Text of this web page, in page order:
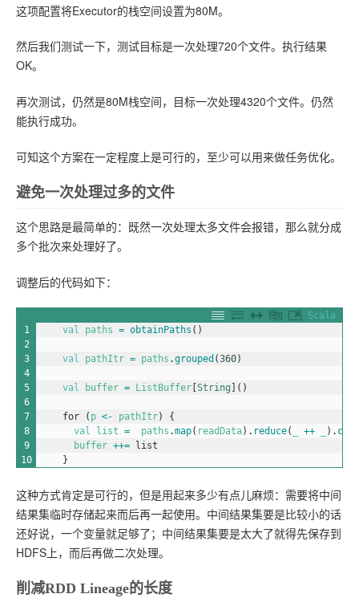
这项配置将Executor的栈空间设置为80M。
然后我们测试一下，测试目标是一次处理720个文件。执行结果
OK。
再次测试，仍然是80M栈空间，目标一次处理4320个文件。仍然
能执行成功。
可知这个方案在一定程度上是可行的，至少可以用来做任务优化。
避免一次处理过多的文件
这个思路是最简单的：既然一次处理太多文件会报错，那么就分成
多个批次来处理好了。
调整后的代码如下：
Scala
1
2
3
4
5
6
7
8
9
10
val paths = obtainPaths ( )
val pathItr = paths .grouped (360)
val buffer = ListBuffer String ( )
for ( p <- pathItr)
{
val
list = paths .map( readData) . reduce( ++ ) .
buffer ++=
list
}
这种方式肯定是可行的，但是用起来多少有点儿麻烦：需要将中间
结果集临时存储起来而后再一起使用。中间结果集要是比较小的话
还好说，一个变量就足够了；中间结果集要是太大了就得先保存到
HDFS上，而后再做二次处理。
削减RDD Lineage的长度